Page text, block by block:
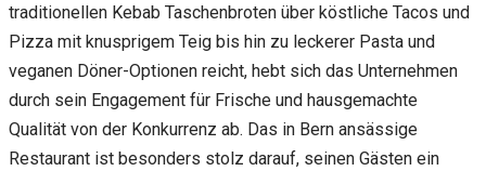
traditionellen Kebab Taschenbroten über köstliche Tacos und
Pizza mit knusprigem Teig bis hin zu leckerer Pasta und
veganen Döner-Optionen reicht, hebt sich das Unternehmen
durch sein Engagement für Frische und hausgemachte
Qualität von der Konkurrenz ab. Das in Bern ansässige
Restaurant ist besonders stolz darauf, seinen Gästen ein